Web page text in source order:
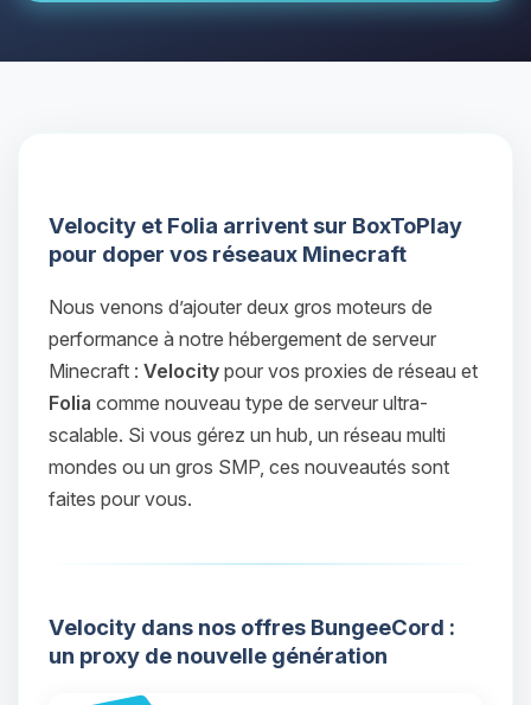
Velocity et Folia arrivent sur BoxToPlay
pour doper vos réseaux Minecraft
Nous venons d’ajouter deux gros moteurs de
performance à notre hébergement de serveur
Minecraft : Velocity pour vos proxies de réseau et
Folia comme nouveau type de serveur ultra-
scalable. Si vous gérez un hub, un réseau multi
mondes ou un gros SMP, ces nouveautés sont
faites pour vous.
Velocity dans nos offres BungeeCord :
un proxy de nouvelle génération